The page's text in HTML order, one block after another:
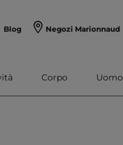
Blog Negozi Marionnaud
Corpo Uomo